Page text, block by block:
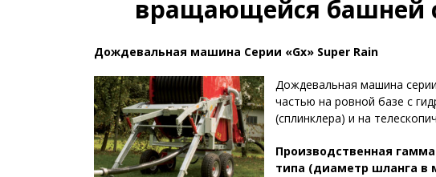
вращающейся башней
Дождевальная машина Серии «Gx» Super Rain
Дождевальная машина серии
частью на ровной базе с
(сплинклера) и на
Производственная
типа (диаметр шланга в